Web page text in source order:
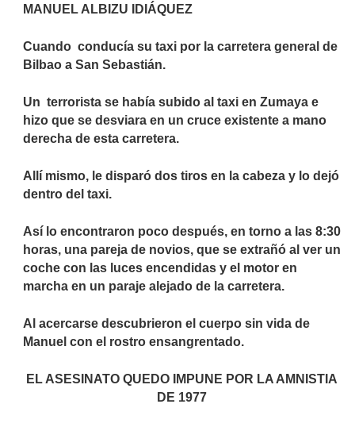
MANUEL ALBIZU IDIÁQUEZ
Cuando conducía su taxi por la carretera general de
Bilbao a San Sebastián.
Un terrorista se había subido al taxi en Zumaya e
hizo que se desviara en un cruce existente a mano
derecha de esta carretera.
Allí mismo, le disparó dos tiros en la cabeza y lo dejó
dentro del taxi.
Así lo encontraron poco después, en torno a las 8:30
horas, una pareja de novios, que se extrañó al ver un
coche con las luces encendidas y el motor en
marcha en un paraje alejado de la carretera.
Al acercarse descubrieron el cuerpo sin vida de
Manuel con el rostro ensangrentado.
EL ASESINATO QUEDO IMPUNE POR LA AMNISTIA
DE 1977